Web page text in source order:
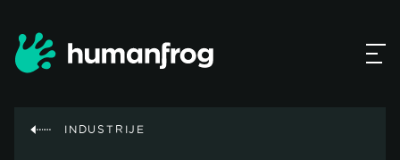
INDUSTRIJE